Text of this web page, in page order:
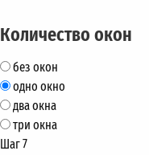
Количество окон
без окон
одно окно
два окна
три окна
Шаг 7